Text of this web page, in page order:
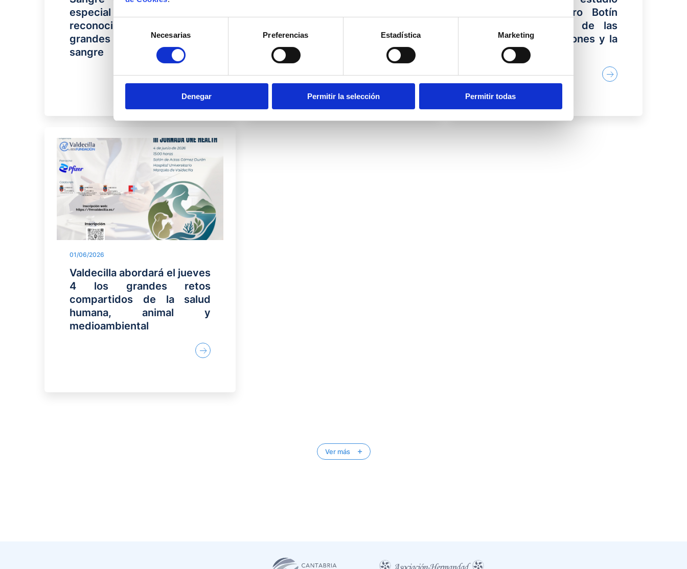
consentimiento
Necesarias Preferencias Estadística Marketing
Denegar Permitir la selección Permitir todas
especial de donación y un
reconocimiento a 50
grandes donantes de
sangre
del medio ambiente
pionero del Centro Botín
sobre el impacto de las
artes en las emociones y la
creatividad
01/06/2026
Valdecilla abordará el jueves
4 los grandes retos
compartidos de la salud
humana, animal y
medioambiental
Ver más